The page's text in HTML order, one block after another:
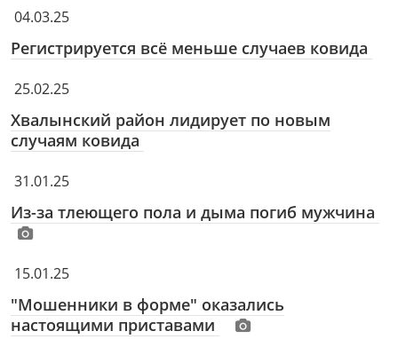
04.03.25
Регистрируется всё меньше случаев ковида
25.02.25
Хвалынский район лидирует по новым
случаям ковида
31.01.25
Из-за тлеющего пола и дыма погиб мужчина
15.01.25
"Мошенники в форме" оказались
настоящими приставами